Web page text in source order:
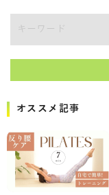
オススメ記事